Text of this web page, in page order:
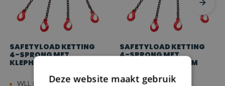
SAFETYLOAD KETTING
4-SPRONG MET
KLEPHAKEN, Ø 6 MM
WLL (4:1): 1,7 ton
SAFETYLOAD KETTING
4-SPRONG MET
KLEPHAKEN, Ø 10 MM
WLL (4:1): 4,75 ton
Deze website maakt gebruik